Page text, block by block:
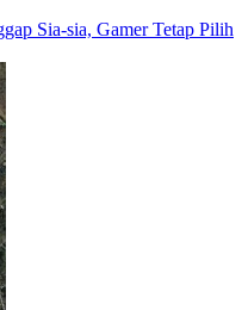
Sia-sia, Gamer Tetap Pilih